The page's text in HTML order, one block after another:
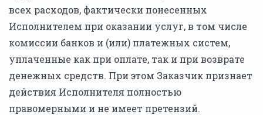
всех расходов, фактически понесенных
Исполнителем при оказании услуг, в том числе
комиссии банков и (или) платежных систем,
уплаченные как при оплате, так и при возврате
денежных средств. При этом Заказчик признает
действия Исполнителя полностью
правомерными и не имеет претензий.